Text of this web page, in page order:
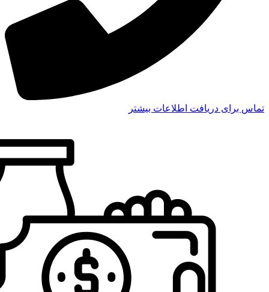
تماس برای دریافت اطلاعات بیشتر